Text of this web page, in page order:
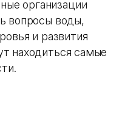
организации
вопросы воды,
и развития
находиться самые